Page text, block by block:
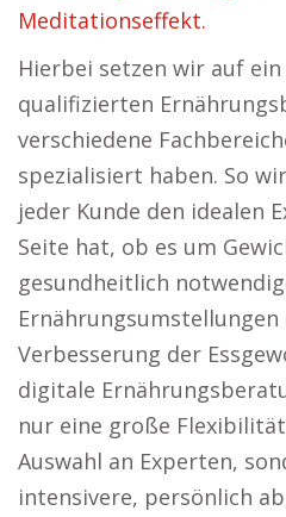
Meditationseffekt.
Hierbei setzen wir auf
qualifizierten
verschiedene
spezialisiert haben. So
jeder Kunde den idealen
Seite hat, ob es um
gesundheitlich
Verbesserung der
digitale
nur eine große
Auswahl an Experten,
intensivere, persönlich